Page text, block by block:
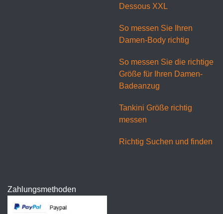
Dessous XXL
So messen Sie Ihren
Damen-Body richtig
So messen Sie die richtige
Größe für Ihren Damen-
Badeanzug
Tankini Größe richtig
messen
Richtig Suchen und finden
Zahlungsmethoden